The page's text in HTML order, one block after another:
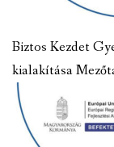
Biztos Kezdet
kialakítása